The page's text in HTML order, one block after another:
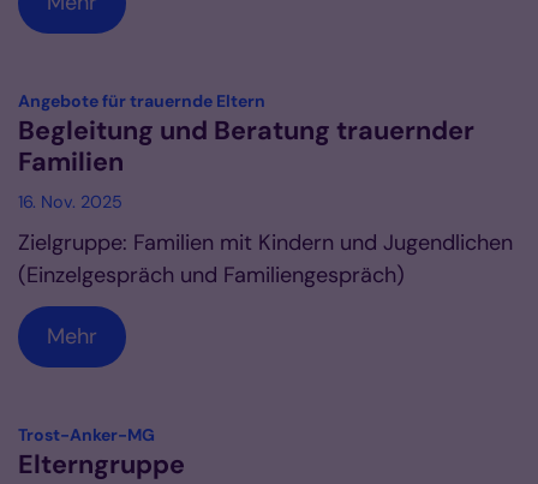
Angebote für trauernde Eltern
Begleitung und Beratung trauernder
Familien
16. Nov. 2025
Zielgruppe: Familien mit Kindern und Jugendlichen
(Einzelgespräch und Familiengespräch)
Mehr
Trost-Anker-MG
Elterngruppe